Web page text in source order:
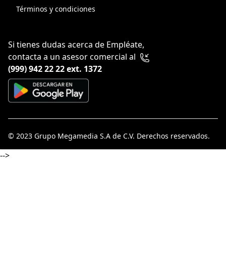
Términos y condiciones
Si tienes dudas acerca de Empléate,
contacta a un asesor comercial al
(999) 942 22 22 ext. 1372
© 2023 Grupo Megamedia S.A de C.V. Derechos reservados.
-->